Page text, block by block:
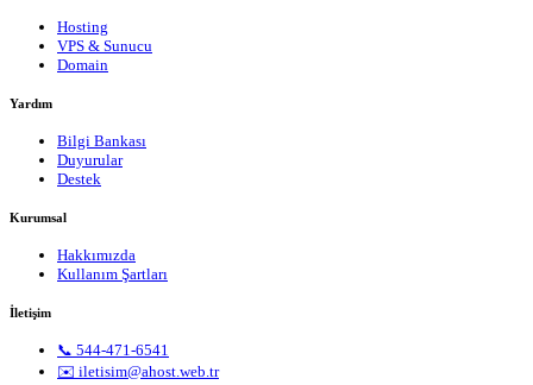
Hosting
VPS & Sunucu
Domain
Yardım
Bilgi Bankası
Duyurular
Destek
Kurumsal
Hakkımızda
Kullanım Şartları
İletişim
📞 544-471-6541
✉️ iletisim@ahost.web.tr